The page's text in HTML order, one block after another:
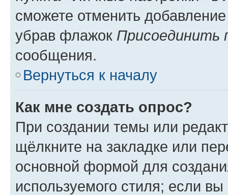
сможете отменить
убрав флажок Присоединить
сообщения.
Вернуться к началу
Как мне создать опрос?
При создании темы или
щёлкните на закладке или
основной формой для
используемого стиля; если